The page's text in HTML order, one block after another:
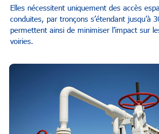
Elles nécessitent uniquement des accès
conduites, par tronçons s’étendant jusqu’à
permettent ainsi de minimiser l’impact sur
voiries.